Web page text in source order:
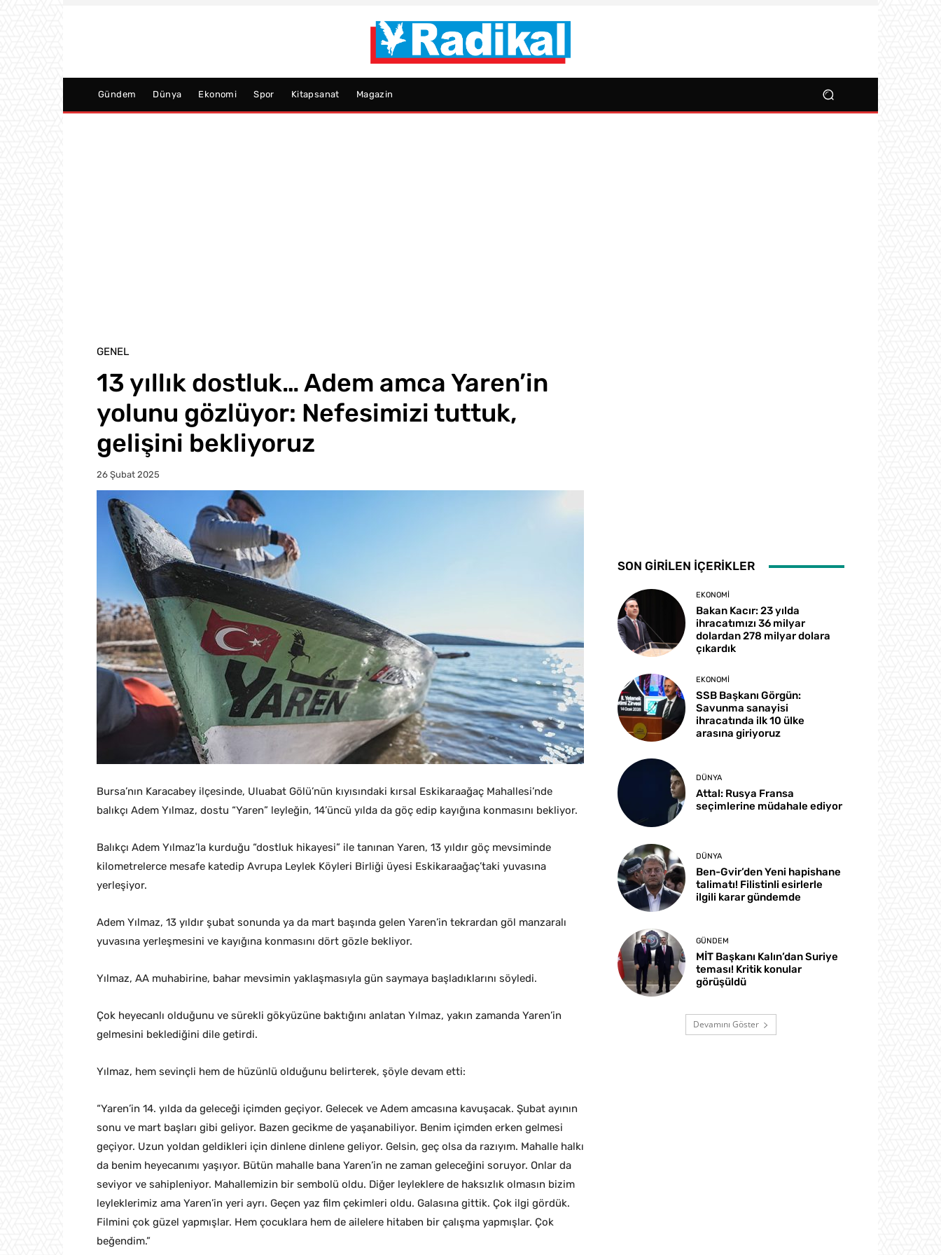
Gündem Dünya Ekonomi Spor Kitapsanat Magazin
GENEL
13 yıllık dostluk… Adem amca Yaren’in
yolunu gözlüyor: Nefesimizi tuttuk,
gelişini bekliyoruz
26 Şubat 2025
Bursa’nın Karacabey ilçesinde, Uluabat Gölü’nün kıyısındaki kırsal Eskikaraağaç Mahallesi’nde
balıkçı Adem Yılmaz, dostu “Yaren” leyleğin, 14’üncü yılda da göç edip kayığına konmasını bekliyor.
Balıkçı Adem Yılmaz’la kurduğu “dostluk hikayesi” ile tanınan Yaren, 13 yıldır göç mevsiminde
kilometrelerce mesafe katedip Avrupa Leylek Köyleri Birliği üyesi Eskikaraağaç’taki yuvasına
yerleşiyor.
Adem Yılmaz, 13 yıldır şubat sonunda ya da mart başında gelen Yaren’in tekrardan göl manzaralı
yuvasına yerleşmesini ve kayığına konmasını dört gözle bekliyor.
Yılmaz, AA muhabirine, bahar mevsimin yaklaşmasıyla gün saymaya başladıklarını söyledi.
Çok heyecanlı olduğunu ve sürekli gökyüzüne baktığını anlatan Yılmaz, yakın zamanda Yaren’in
gelmesini beklediğini dile getirdi.
Yılmaz, hem sevinçli hem de hüzünlü olduğunu belirterek, şöyle devam etti:
“Yaren’in 14. yılda da geleceği içimden geçiyor. Gelecek ve Adem amcasına kavuşacak. Şubat ayının
sonu ve mart başları gibi geliyor. Bazen gecikme de yaşanabiliyor. Benim içimden erken gelmesi
geçiyor. Uzun yoldan geldikleri için dinlene dinlene geliyor. Gelsin, geç olsa da razıyım. Mahalle halkı
da benim heyecanımı yaşıyor. Bütün mahalle bana Yaren’in ne zaman geleceğini soruyor. Onlar da
seviyor ve sahipleniyor. Mahallemizin bir sembolü oldu. Diğer leyleklere de haksızlık olmasın bizim
leyleklerimiz ama Yaren’in yeri ayrı. Geçen yaz film çekimleri oldu. Galasına gittik. Çok ilgi gördük.
Filmini çok güzel yapmışlar. Hem çocuklara hem de ailelere hitaben bir çalışma yapmışlar. Çok
beğendim.”
SON GİRİLEN İÇERİKLER
EKONOMI
Bakan Kacır: 23 yılda
ihracatımızı 36 milyar
dolardan 278 milyar dolara
çıkardık
EKONOMI
SSB Başkanı Görgün:
Savunma sanayisi
ihracatında ilk 10 ülke
arasına giriyoruz
DÜNYA
Attal: Rusya Fransa
seçimlerine müdahale ediyor
DÜNYA
Ben-Gvir’den Yeni hapishane
talimatı! Filistinli esirlerle
ilgili karar gündemde
GÜNDEM
MİT Başkanı Kalın’dan Suriye
teması! Kritik konular
görüşüldü
Devamını Göster